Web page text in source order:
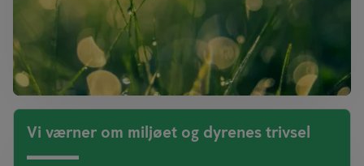
Vi værner om miljøet og dyrenes trivsel